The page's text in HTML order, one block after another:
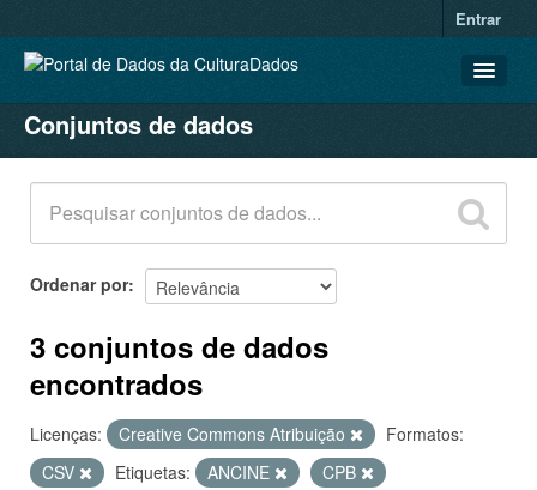
Entrar
CONJUNTOS DE DADOS
ORGANIZAÇÕES
GRUPOS
SOBRE
Conjuntos de dados
Ordenar por
3 conjuntos de dados
encontrados
Licenças: Creative Commons Atribuição
Formatos:
CSV
Etiquetas: ANCINE
CPB